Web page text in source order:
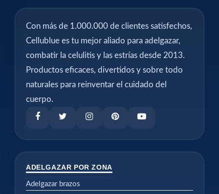
Con más de 1.000.000 de clientes satisfechos,
Cellublue es tu mejor aliado para adelgazar,
combatir la celulitis y las estrías desde 2013.
Productos eficaces, divertidos y sobre todo
naturales para reinventar el cuidado del
cuerpo.
ADELGAZAR POR ZONA
Adelgazar brazos